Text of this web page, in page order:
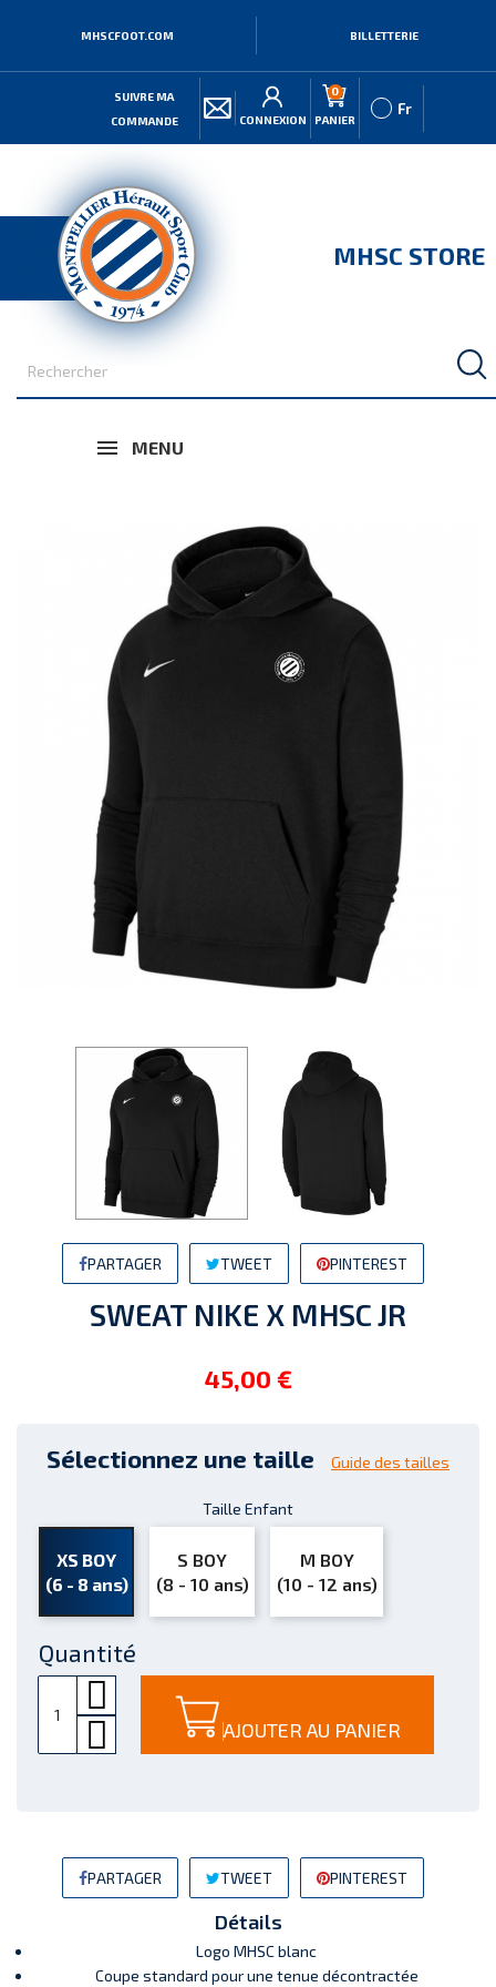
MHSCFOOT.COM BILLETTERIE
SUIVRE MA
COMMANDE
CONNEXION
0
PANIER
Fr
MHSC STORE
MENU
PARTAGER TWEET PINTEREST
SWEAT NIKE X MHSC JR
45,00 €
Sélectionnez une taille Guide des tailles
Taille Enfant
XS BOY
(6 - 8 ans)
S BOY
(8 - 10 ans)
M BOY
(10 - 12 ans)
Quantité
AJOUTER AU PANIER
PARTAGER TWEET PINTEREST
Détails
Logo MHSC blanc
Coupe standard pour une tenue décontractée